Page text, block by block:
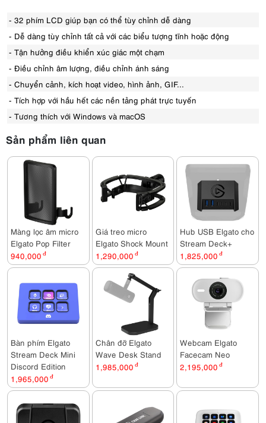
- 32 phím LCD giúp bạn có thể tùy chỉnh dễ dàng
- Dễ dàng tùy chỉnh tất cả với các biểu tượng tĩnh hoặc động
- Tận hưởng điều khiển xúc giác một chạm
- Điều chỉnh âm lượng, điều chỉnh ánh sáng
- Chuyển cảnh, kích hoạt video, hình ảnh, GIF...
- Tích hợp với hầu hết các nền tảng phát trực tuyến
- Tương thích với Windows và macOS
Sản phẩm liên quan
Màng lọc âm micro
Elgato Pop Filter
940,000 đ
Giá treo micro
Elgato Shock Mount
1,290,000 đ
Hub USB Elgato cho
Stream Deck+
1,825,000 đ
Bàn phím Elgato
Stream Deck Mini
Discord Edition
1,965,000 đ
Chân đỡ Elgato
Wave Desk Stand
1,985,000 đ
Webcam Elgato
Facecam Neo
2,195,000 đ